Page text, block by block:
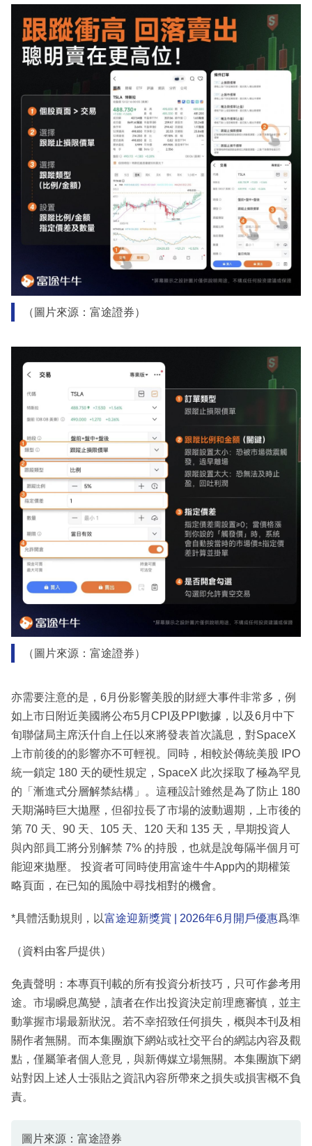
（圖片來源：富途證券）
（圖片來源：富途證券）
亦需要注意的是，6月份影響美股的財經大事件非常多，例
如上市日附近美國將公布5月CPI及PPI數據，以及6月中下
旬聯儲局主席沃什自上任以來將發表首次議息，對SpaceX
上市前後的的影響亦不可輕視。同時，相較於傳統美股 IPO
統一鎖定 180 天的硬性規定，SpaceX 此次採取了極為罕見
的「漸進式分層解禁結構」。這種設計雖然是為了防止 180
天期滿時巨大拋壓，但卻拉長了市場的波動週期，上市後的
第 70 天、90 天、105 天、120 天和 135 天，早期投資人
與內部員工將分別解禁 7% 的持股，也就是說每隔半個月可
能迎來拋壓。 投資者可同時使用富途牛牛App內的期權策
略頁面，在已知的風險中尋找相對的機會。
*具體活動規則，以富途迎新獎賞 | 2026年6月開戶優惠爲準
（資料由客戶提供）
免責聲明：本專頁刊載的所有投資分析技巧，只可作參考用
途。市場瞬息萬變，讀者在作出投資決定前理應審慎，並主
動掌握市場最新狀況。若不幸招致任何損失，概與本刊及相
關作者無關。而本集團旗下網站或社交平台的網誌內容及觀
點，僅屬筆者個人意見，與新傳媒立場無關。本集團旗下網
站對因上述人士張貼之資訊內容所帶來之損失或損害概不負
責。
圖片來源：富途證券